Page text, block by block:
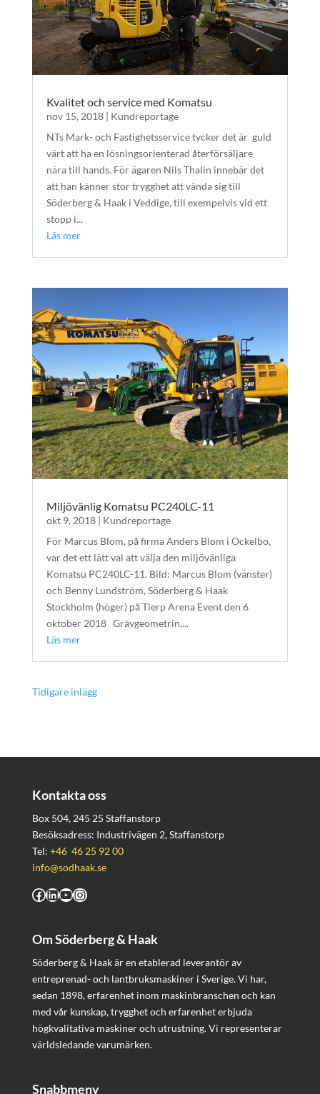
Kvalitet och service med Komatsu
nov 15, 2018| Kundreportage
NTs Mark- och Fastighetsservice tycker det är guld
värt att ha en lösningsorienterad återförsäljare
nära till hands. För ägaren Nils Thalin innebär det
att han känner stor trygghet att vända sig till
Söderberg & Haak i Veddige, till exempelvis vid ett
stopp i...
Läs mer
Miljövänlig Komatsu PC240LC-11
okt 9, 2018| Kundreportage
För Marcus Blom, på firma Anders Blom i Ockelbo,
var det ett lätt val att välja den miljövänliga
Komatsu PC240LC-11. Bild: Marcus Blom (vänster)
och Benny Lundström, Söderberg & Haak
Stockholm (höger) på Tierp Arena Event den 6
oktober 2018 Grävgeometrin,...
Läs mer
« Äldre inlägg
Kontakta oss
Box 504, 245 25 Staffanstorp
Besöksadress: Industrivägen 2, Staffanstorp
Tel: +46 46 25 92 00
info@sodhaak.se
Facebook
LinkedIn
YouTube
Instagram
Om Söderberg & Haak
Söderberg & Haak är en etablerad leverantör av
entreprenad- och lantbruksmaskiner i Sverige. Vi har,
sedan 1898, erfarenhet inom maskinbranschen och kan
med vår kunskap, trygghet och erfarenhet erbjuda
högkvalitativa maskiner och utrustning. Vi representerar
världsledande varumärken.
Snabbmeny